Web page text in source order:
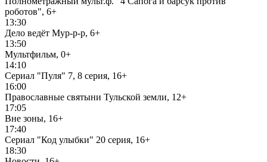
роботов", 6+
13:30
Дело ведёт Мур-р-р, 6+
13:50
Мультфильм, 0+
14:10
Сериал "Пуля" 7, 8 серия, 16+
16:00
Православные святыни Тульской земли, 12+
17:05
Вне зоны, 16+
17:40
Сериал "Код улыбки" 20 серия, 16+
18:30